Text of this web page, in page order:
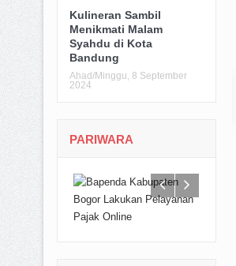
Kulineran Sambil
Menikmati Malam
Syahdu di Kota
Bandung
Ahad/Minggu, 8 September
2024
PARIWARA